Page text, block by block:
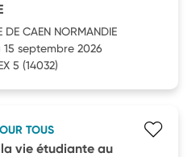
DE CAEN NORMANDIE
septembre 2026
5 (14032)
TOUS
vie étudiante au